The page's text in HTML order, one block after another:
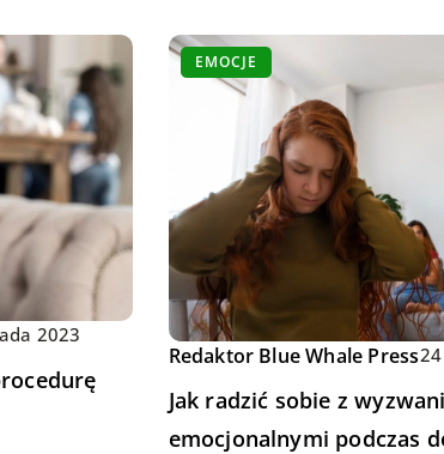
2023
EMOCJE
Redaktor Blue Whale Press
Jak radzić sobie z
emocjonalnymi podczas